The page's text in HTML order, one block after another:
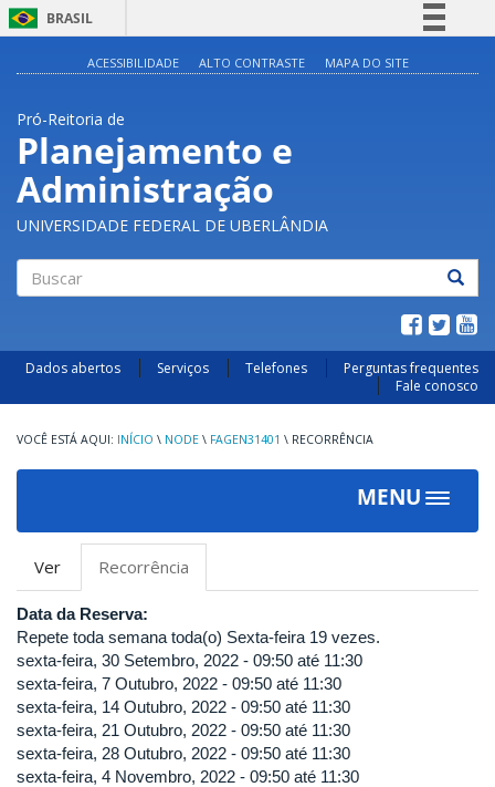
BRASIL
Acesso à informação
ACESSIBILIDADE ALTO CONTRASTE MAPA DO SITE
Pró-Reitoria de
Planejamento e
Administração
UNIVERSIDADE FEDERAL DE UBERLÂNDIA
Dados abertos Serviços Telefones
Perguntas frequentes
Fale conosco
INÍCIO \ NODE \ FAGEN31401 \ RECORRÊNCIA
MENU
Toggle
Abas
primárias
Ver Recorrência
ativa)
Data da Reserva:
Repete toda semana toda(o) Sexta-feira 19 vezes.
sexta-feira, 30 Setembro, 2022 - 09:50 até 11:30
sexta-feira, 7 Outubro, 2022 - 09:50 até 11:30
sexta-feira, 14 Outubro, 2022 - 09:50 até 11:30
sexta-feira, 21 Outubro, 2022 - 09:50 até 11:30
sexta-feira, 28 Outubro, 2022 - 09:50 até 11:30
sexta-feira, 4 Novembro, 2022 - 09:50 até 11:30